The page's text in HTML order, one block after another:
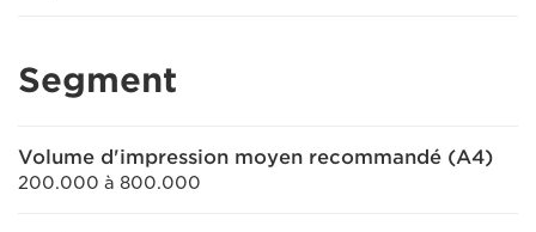
Segment
Volume d'impression moyen recommandé (A4)
200.000 à 800.000